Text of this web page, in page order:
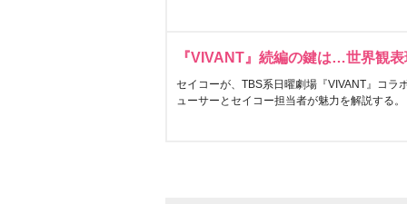
『VIVANT』続編の鍵は…世界観
セイコーが、TBS系日曜劇場『VIVANT』コラ
ューサーとセイコー担当者が魅力を解説する。